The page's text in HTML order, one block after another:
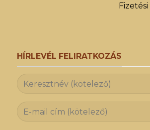
HÍRLEVÉL FELIRATKOZÁS